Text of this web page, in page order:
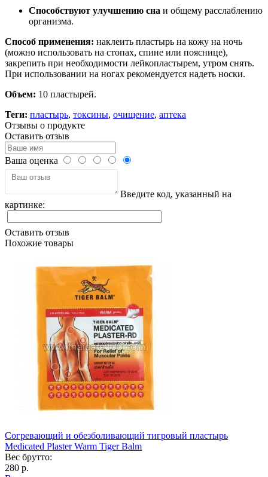
Способствуют улучшению сна и общему расслаблению
организма.
Способ применения: наклеить пластырь на кожу на ночь
(можно использовать на стопах, спине или пояснице),
закрепить при необходимости лейкопластырем, утром снять.
При использовании на ногах рекомендуется надеть носки.
Объем: 10 пластырей.
Теги: пластырь, токсины, очищение, аптека
Отзывы о продукте
Оставить отзыв
Ваша оценка
Введите код, указанный на
картинке:
Оставить отзыв
Похожие товары
Согревающий и обезболивающий тигровый пластырь
Medicated Plaster Warm Tiger Balm
Вес брутто:
280 р.